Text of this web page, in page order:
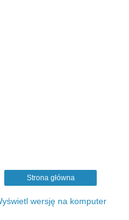
Strona główna
wersję na komputer